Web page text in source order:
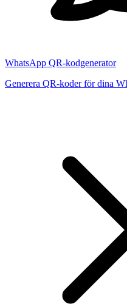
WhatsApp QR-kodgenerator
Generera QR-koder för dina